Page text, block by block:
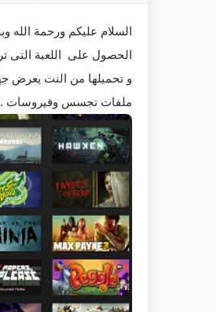
ملفات تجسس وفيروسات .